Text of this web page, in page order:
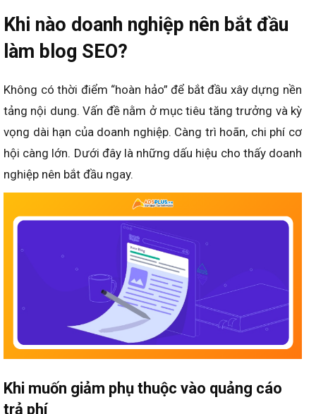
Khi nào doanh nghiệp nên bắt đầu
làm blog SEO?
Không có thời điểm “hoàn hảo” để bắt đầu xây dựng nền
tảng nội dung. Vấn đề nằm ở mục tiêu tăng trưởng và kỳ
vọng dài hạn của doanh nghiệp. Càng trì hoãn, chi phí cơ
hội càng lớn. Dưới đây là những dấu hiệu cho thấy doanh
nghiệp nên bắt đầu ngay.
Khi muốn giảm phụ thuộc vào quảng cáo
trả phí